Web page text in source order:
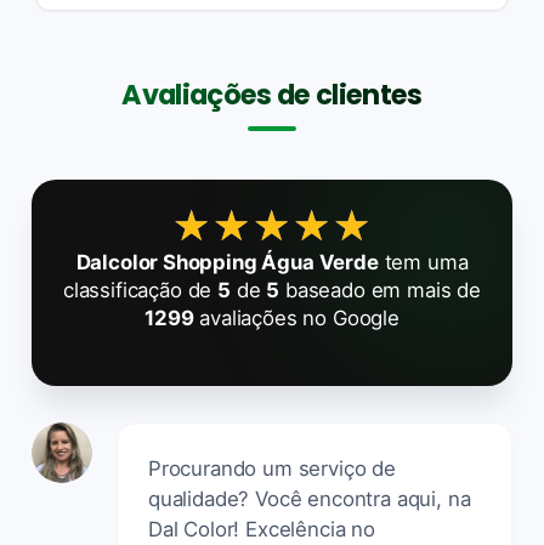
Avaliações de clientes
★★★★★
★★★★★
Dalcolor Shopping Água Verdetem uma
classificação de 5 de 5 baseado em mais de
1299avaliações no Google
Procurando um serviço de
qualidade? Você encontra aqui, na
Dal Color! Excelência no